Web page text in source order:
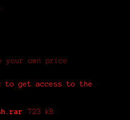
your own price
to get access to the
723 kB